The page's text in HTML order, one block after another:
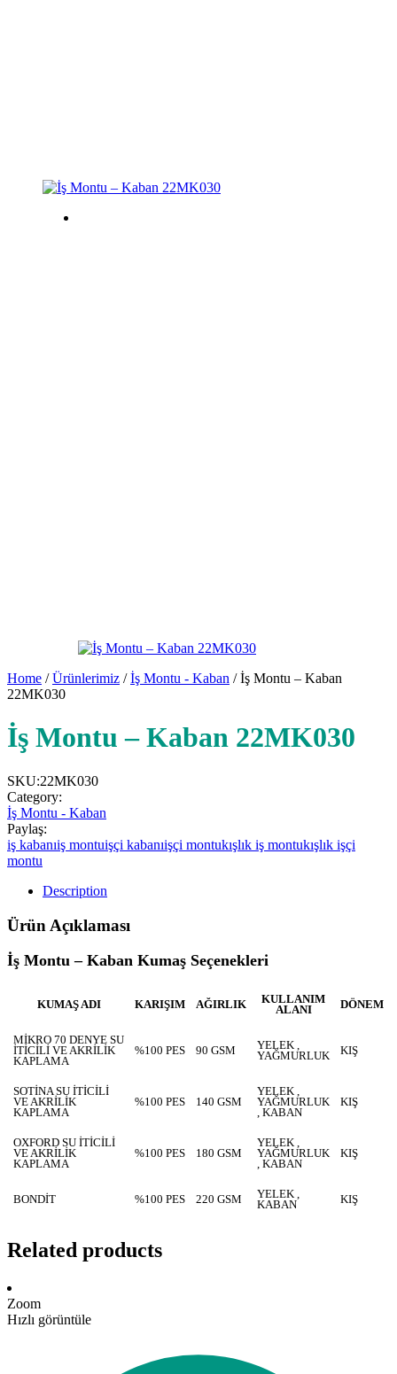
Home /Ürünlerimiz /İş Montu - Kaban / İş Montu – Kaban
22MK030
İş Montu – Kaban 22MK030
SKU:22MK030
Category:
İş Montu - Kaban
Paylaş:
iş kabanıiş montuişçi kabanıişçi montukışlık iş montukışlık işçi
montu
Description
Ürün Açıklaması
İş Montu – Kaban Kumaş Seçenekleri
KUMAŞ ADI KARIŞIM AĞIRLIK
KULLANIM
ALANI
DÖNEM
MİKRO 70 DENYE SU
İTİCİLİ VE AKRİLİK
KAPLAMA
%100 PES 90 GSM
YELEK ,
YAĞMURLUK
KIŞ
SOTİNA SU İTİCİLİ
VE AKRİLİK
KAPLAMA
%100 PES 140 GSM
YELEK ,
YAĞMURLUK
, KABAN
KIŞ
OXFORD SU İTİCİLİ
VE AKRİLİK
KAPLAMA
%100 PES 180 GSM
YELEK ,
YAĞMURLUK
, KABAN
KIŞ
BONDİT %100 PES 220 GSM
YELEK ,
KABAN
KIŞ
Related products
Zoom
Hızlı görüntüle